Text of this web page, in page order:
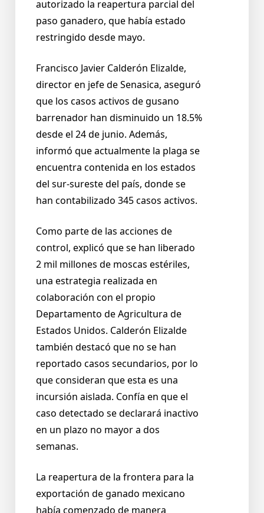
autorizado la reapertura parcial del
paso ganadero, que había estado
restringido desde mayo.
Francisco Javier Calderón Elizalde,
director en jefe de Senasica, aseguró
que los casos activos de gusano
barrenador han disminuido un 18.5%
desde el 24 de junio. Además,
informó que actualmente la plaga se
encuentra contenida en los estados
del sur-sureste del país, donde se
han contabilizado 345 casos activos.
Como parte de las acciones de
control, explicó que se han liberado
2 mil millones de moscas estériles,
una estrategia realizada en
colaboración con el propio
Departamento de Agricultura de
Estados Unidos. Calderón Elizalde
también destacó que no se han
reportado casos secundarios, por lo
que consideran que esta es una
incursión aislada. Confía en que el
caso detectado se declarará inactivo
en un plazo no mayor a dos
semanas.
La reapertura de la frontera para la
exportación de ganado mexicano
había comenzado de manera